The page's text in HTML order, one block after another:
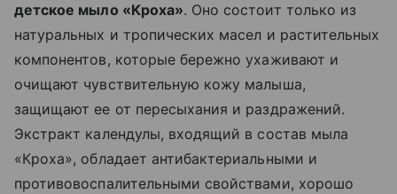
детское мыло «Кроха». Оно состоит только из
натуральных и тропических масел и растительных
компонентов, которые бережно ухаживают и
очищают чувствительную кожу малыша,
защищают ее от пересыхания и раздражений.
Экстракт календулы, входящий в состав мыла
«Кроха», обладает антибактериальными и
противовоспалительными свойствами, хорошо